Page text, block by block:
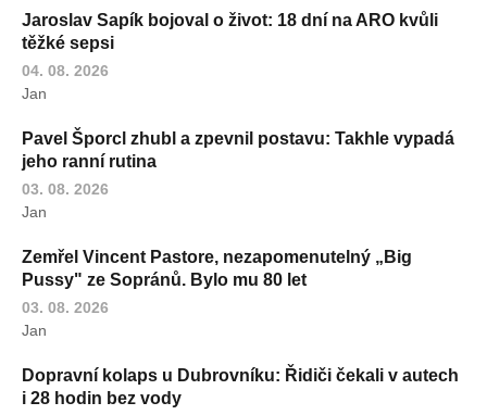
Jaroslav Sapík bojoval o život: 18 dní na ARO kvůli
těžké sepsi
04. 08. 2026
Jan
Pavel Šporcl zhubl a zpevnil postavu: Takhle vypadá
jeho ranní rutina
03. 08. 2026
Jan
Zemřel Vincent Pastore, nezapomenutelný „Big
Pussy" ze Sopránů. Bylo mu 80 let
03. 08. 2026
Jan
Dopravní kolaps u Dubrovníku: Řidiči čekali v autech
i 28 hodin bez vody